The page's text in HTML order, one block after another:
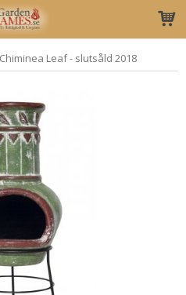
tillagd i varukorgen
Chiminea Leaf - slutsåld 2018